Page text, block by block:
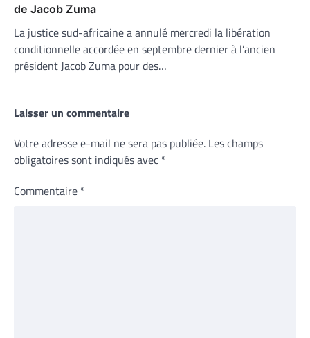
de Jacob Zuma
La justice sud-africaine a annulé mercredi la libération
conditionnelle accordée en septembre dernier à l’ancien
président Jacob Zuma pour des…
Laisser un commentaire
Votre adresse e-mail ne sera pas publiée. Les champs
obligatoires sont indiqués avec *
Commentaire *